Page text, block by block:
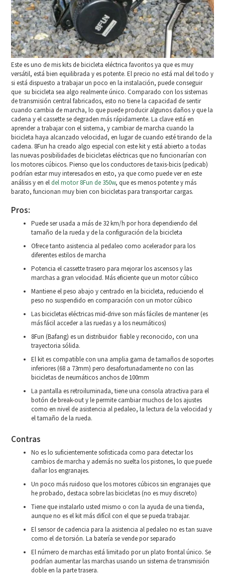
Este es uno de mis kits de bicicleta eléctrica favoritos ya que es muy
versátil, está bien equilibrada y es potente. El precio no está mal del todo y
si está dispuesto a trabajar un poco en la instalación, puede conseguir
que su bicicleta sea algo realmente único. Comparado con los sistemas
de transmisión central fabricados, esto no tiene la capacidad de sentir
cuando cambia de marcha, lo que puede producir algunos daños y que la
cadena y el cassette se degraden más rápidamente. La clave está en
aprender a trabajar con el sistema, y cambiar de marcha cuando la
bicicleta haya alcanzado velocidad, en lugar de cuando esté tirando de la
cadena. 8Fun ha creado algo especial con este kit y está abierto a todas
las nuevas posibilidades de bicicletas eléctricas que no funcionarían con
los motores cúbicos. Pienso que los conductores de taxis-bicis (pedicab)
podrían estar muy interesados en esto, ya que como puede ver en este
análisis y en eldel motor 8Fun de 350w, que es menos potente y más
barato, funcionan muy bien con bicicletas para transportar cargas.
Pros:
Puede ser usada a más de 32 km/h por hora dependiendo del
tamaño de la rueda y de la configuración de la bicicleta
Ofrece tanto asistencia al pedaleo como acelerador para los
diferentes estilos de marcha
Potencia el cassette trasero para mejorar los ascensos y las
marchas a gran velocidad. Más eficiente que un motor cúbico
Mantiene el peso abajo y centrado en la bicicleta, reduciendo el
peso no suspendido en comparación con un motor cúbico
Las bicicletas eléctricas mid-drive son más fáciles de mantener (es
más fácil acceder a las ruedas y a los neumáticos)
8Fun (Bafang) es un distribuidor fiable y reconocido, con una
trayectoria sólida.
El kit es compatible con una amplia gama de tamaños de soportes
inferiores (68 a 73mm) pero desafortunadamente no con las
bicicletas de neumáticos anchos de 100mm
La pantalla es retroiluminada, tiene una consola atractiva para el
botón de break-out y le permite cambiar muchos de los ajustes
como en nivel de asistencia al pedaleo, la lectura de la velocidad y
el tamaño de la rueda.
Contras
No es lo suficientemente sofisticada como para detectar los
cambios de marcha y además no suelta los pistones, lo que puede
dañar los engranajes.
Un poco más ruidoso que los motores cúbicos sin engranajes que
he probado, destaca sobre las bicicletas (no es muy discreto)
Tiene que instalarlo usted mismo o con la ayuda de una tienda,
aunque no es el kit más difícil con el que se pueda trabajar.
El sensor de cadencia para la asistencia al pedaleo no es tan suave
como el de torsión. La batería se vende por separado
El número de marchas está limitado por un plato frontal único. Se
podrían aumentar las marchas usando un sistema de transmisión
doble en la parte trasera.